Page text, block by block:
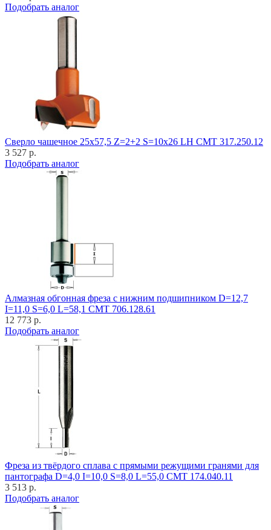
Подобрать аналог
Cверло чашечное 25x57,5 Z=2+2 S=10x26 LH CMT 317.250.12
3 527 р.
Подобрать аналог
Алмазная обгонная фреза с нижним подшипником D=12,7
I=11,0 S=6,0 L=58,1 CMT 706.128.61
12 773 р.
Подобрать аналог
Фреза из твёрдого сплава с прямыми режущими гранями для
пантографа D=4,0 I=10,0 S=8,0 L=55,0 CMT 174.040.11
3 513 р.
Подобрать аналог